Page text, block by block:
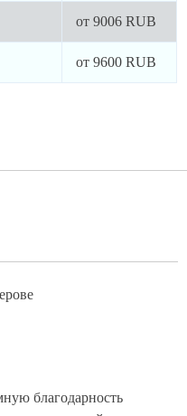
от 9006 RUB
от 9600 RUB
благодарность